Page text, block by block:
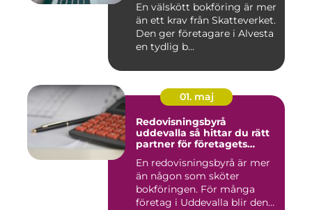
En välskött bokföring är mer
än ett krav från Skatteverket.
Den ger företagare i Alvesta
en tydlig b...
01. maj
Redovisningsbyrå
uddevalla så hittar du rätt
partner för företagets
En redovisningsbyrå är mer
än någon som sköter
bokföringen. För många
företag i Uddevalla blir den